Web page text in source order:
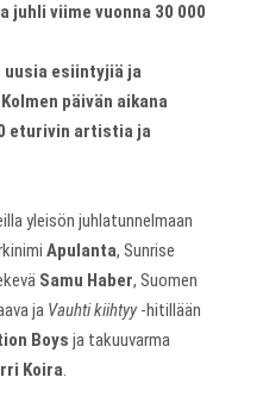
juhli viime vuonna 30 000
esiintyjiä ja
päivän aikana
eturivin artistia ja
yleisön juhlatunnelmaan
Apulanta, Sunrise
Samu Haber, Suomen
ja Vauhti kiihtyy-hitillään
Boys ja takuuvarma
Koira.